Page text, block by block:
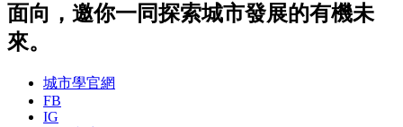
面向，邀你一同探索城市發展的有機未
來。
城市學官網
FB
IG